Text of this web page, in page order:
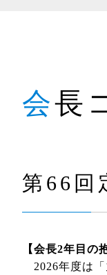
会
第66回
【会長2年目の
2026年度は「